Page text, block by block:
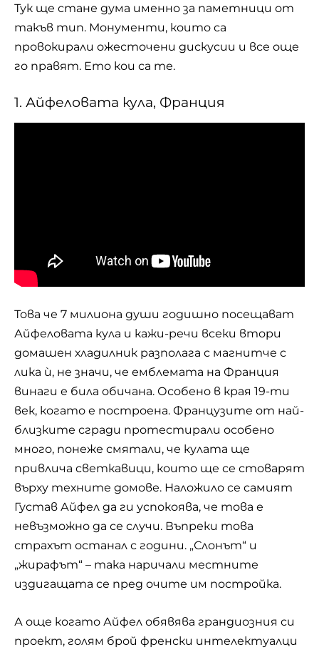
Тук ще стане дума именно за паметници от
такъв тип. Монументи, които са
провокирали ожесточени дискусии и все още
го правят. Ето кои са те.
1. Айфеловата кула, Франция
Това че 7 милиона души годишно посещават
Айфеловата кула и кажи-речи всеки втори
домашен хладилник разполага с магнитче с
лика ѝ, не значи, че емблемата на Франция
винаги е била обичана. Особено в края 19-ти
век, когато е построена. Французите от най-
близките сгради протестирали особено
много, понеже смятали, че кулата ще
привлича светкавици, които ще се стоварят
върху техните домове. Наложило се самият
Густав Айфел да ги успокоява, че това е
невъзможно да се случи. Въпреки това
страхът останал с години. „Слонът“ и
„жирафът“ – така наричали местните
издигащата се пред очите им постройка.
А още когато Айфел обявява грандиозния си
проект, голям брой френски интелектуалци